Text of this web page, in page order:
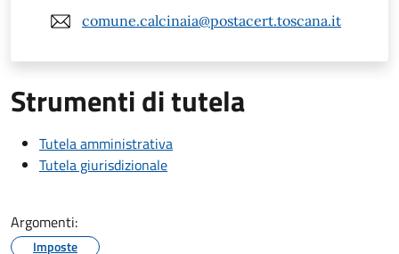
comune.calcinaia@postacert.toscana.it
Strumenti di tutela
Tutela amministrativa
Tutela giurisdizionale
Argomenti:
Imposte